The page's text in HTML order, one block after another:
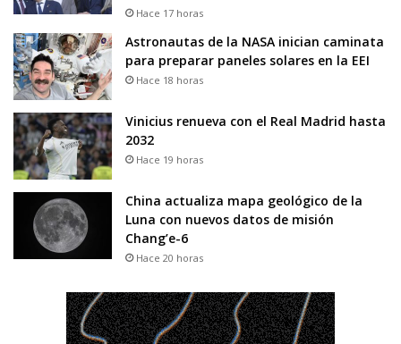
Hace 17 horas
Astronautas de la NASA inician caminata
para preparar paneles solares en la EEI
Hace 18 horas
Vinicius renueva con el Real Madrid hasta
2032
Hace 19 horas
China actualiza mapa geológico de la
Luna con nuevos datos de misión
Chang’e-6
Hace 20 horas